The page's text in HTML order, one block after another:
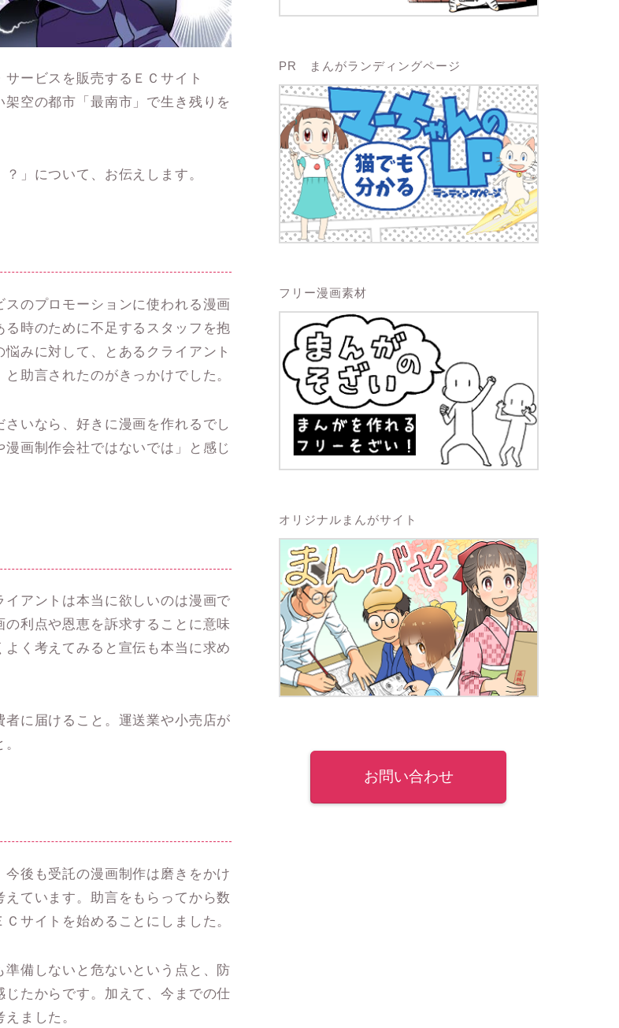
ービスを販売するＥＣサイト
空の都市「最南市」で生き残りを
」について、お伝えします。
のプロモーションに使われる漫画
時のために不足するスタッフを抱
みに対して、とあるクライアント
助言されたのがきっかけでした。
いなら、好きに漫画を作れるでし
画制作会社ではないでは」と感じ
アントは本当に欲しいのは漫画で
利点や恩恵を訴求することに意味
く考えてみると宣伝も本当に求め
に届けること。運送業や小売店が
後も受託の漫画制作は磨きをかけ
ています。助言をもらってから数
サイトを始めることにしました。
備しないと危ないという点と、防
たからです。加えて、今までの仕
ました。
PR まんがランディングページ
フリー漫画素材
オリジナルまんがサイト
お問い合わせ